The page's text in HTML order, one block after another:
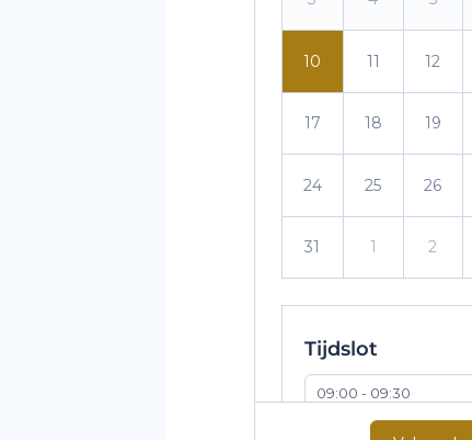
10 11 12
17 18 19
24 25 26
31 1 2
Tijdslot
09:00 - 09:30